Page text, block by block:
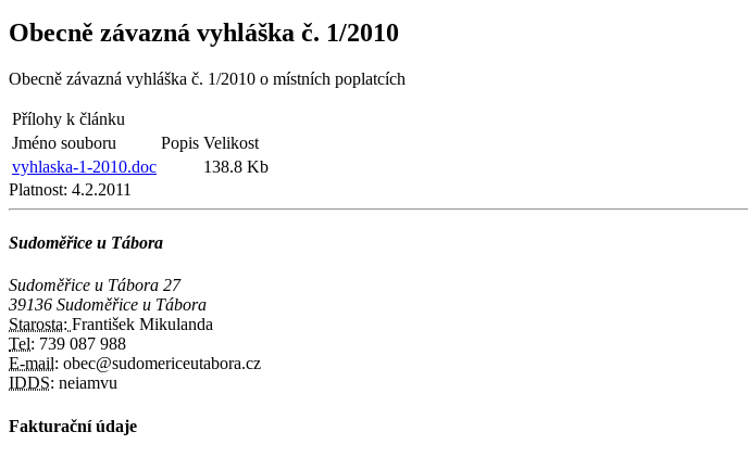
Obecně závazná vyhláška č. 1/2010
Obecně závazná vyhláška č. 1/2010 o místních poplatcích
Přílohy k článku
Jméno souboru
Popis Velikost
vyhlaska-1-2010.doc
138.8 Kb
Platnost: 4.2.2011
Sudoměřice u Tábora
Sudoměřice u Tábora 27
39136 Sudoměřice u Tábora
Starosta: František Mikulanda
Tel: 739 087 988
E-mail: obec@sudomericeutabora.cz
IDDS: neiamvu
Fakturační údaje